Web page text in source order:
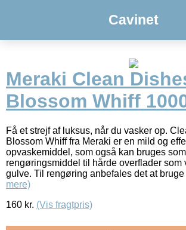
Cavinet
Meraki Clean
Blossom Whiff
Få et strejf af luksus, når du vasker op.
Blossom Whiff fra Meraki er en mild og
opvaskemiddel, som også kan bruges som
rengøringsmiddel til hårde overflader
gulve. Til rengøring anbefales det at bruge
mere)
160 kr. (Vis fragtpris)